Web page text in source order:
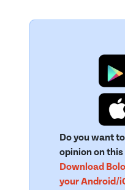
Do you want
opinion on
Download
your Android/